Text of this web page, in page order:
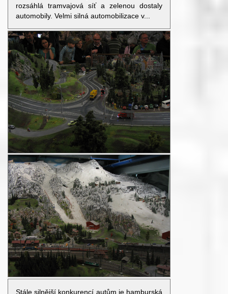
rozsáhlá tramvajová síť a zelenou dostaly
automobily. Velmi silná automobilizace v...
Stále silnější konkurencí autům je hamburská